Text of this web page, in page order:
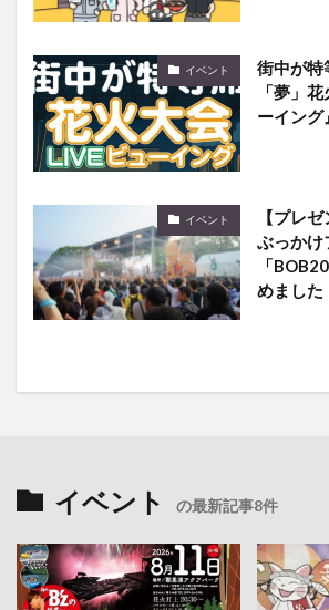
イベント
街中が特
「夢」
ーイング
イベント
【プレ
ぶっかけ
「
めました
イベント の最新記事8件